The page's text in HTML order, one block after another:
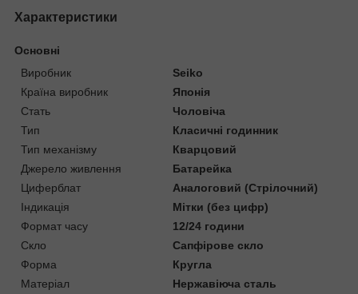
Характеристики
Основні
Виробник
Seiko
Країна виробник
Японія
Стать
Чоловіча
Тип
Класичні годинник
Тип механізму
Кварцовий
Джерело живлення
Батарейка
Циферблат
Аналоговий (Стрілочний)
Індикація
Мітки (без цифр)
Формат часу
12/24 години
Скло
Сапфірове скло
Форма
Кругла
Матеріал
Нержавіюча сталь